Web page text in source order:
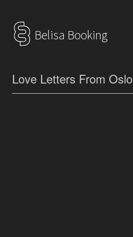
Belisa Booking
Love Letters From Oslo